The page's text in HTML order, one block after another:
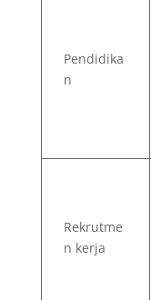
Pendidika
n
Rekrutme
n kerja